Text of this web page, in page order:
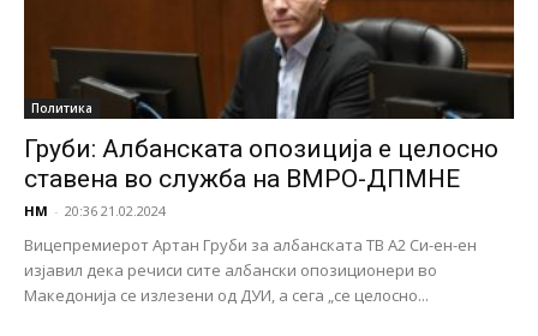
Политика
Груби: Албанската опозиција е целосно
ставена во служба на ВМРО-ДПМНЕ
НМ - 20:36 21.02.2024
Вицепремиерот Артан Груби за албанската ТВ А2 Си-ен-ен
изјавил дека речиси сите албански опозиционери во
Македонија се излезени од ДУИ, а сега „се целосно...